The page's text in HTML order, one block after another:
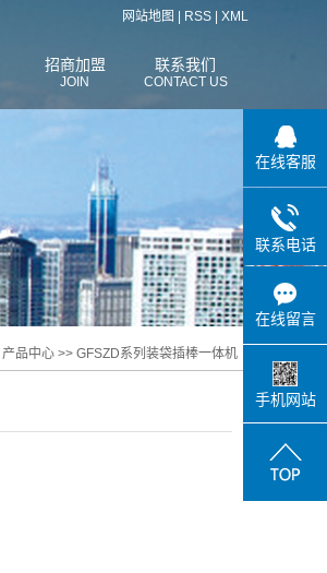
网站地图 RSS XML
招商加盟
JOIN
联系我们
CONTACT US
产品中心 >> GFSZD系列装袋插棒一体机
在线客服
联系电话
在线留言
手机网站